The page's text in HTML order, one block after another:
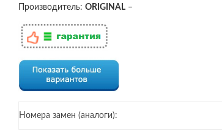
Производитель: ORIGINAL –
Номера замен (аналоги):